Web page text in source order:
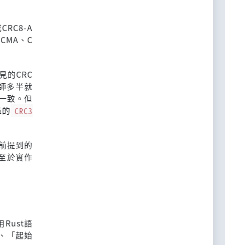
A
、C
的CRC
多半就
致。但
CRC3
提到的
於實作
Rust語
「起始